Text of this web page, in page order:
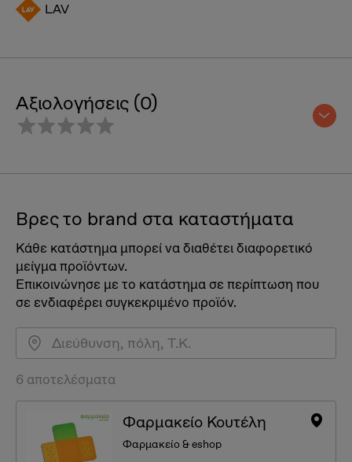
LAV
Αξιολογήσεις (0)
Βρες το brand στα καταστήματα
Κάθε κατάστημα μπορεί να διαθέτει διαφορετικό
μείγμα προϊόντων.
Επικοινώνησε με το κατάστημα σε περίπτωση που
σε ενδιαφέρει συγκεκριμένο προϊόν.
6 αποτελέσματα
Φαρμακείο Κουτέλη
Φαρμακείο & eshop